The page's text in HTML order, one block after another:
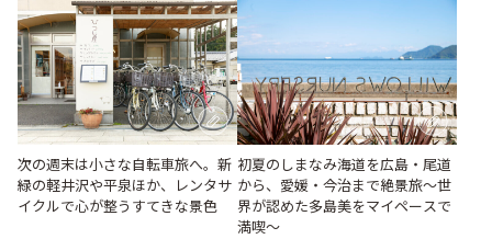
次の週末は小さな自転車旅へ。新
緑の軽井沢や平泉ほか、レンタサ
イクルで心が整うすてきな景色
初夏のしまなみ海道を広島・尾道
から、愛媛・今治まで絶景旅〜世
界が認めた多島美をマイペースで
満喫〜